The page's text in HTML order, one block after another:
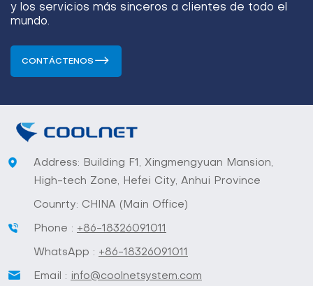
y los servicios más sinceros a clientes de todo el
mundo.
CONTÁCTENOS
Address: Building F1, Xingmengyuan Mansion,
High-tech Zone, Hefei City, Anhui Province
Counrty: CHINA (Main Office)
Phone : +86-18326091011
WhatsApp : +86-18326091011
Email : info@coolnetsystem.com